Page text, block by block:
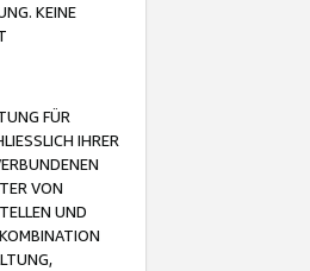
KEINE
FÜR
IHRER
VON
UND